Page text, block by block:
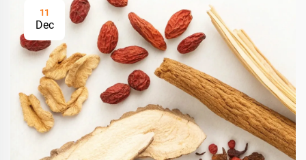
11
Dec